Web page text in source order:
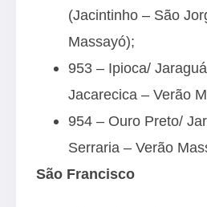
(Jacintinho – São
Massayó);
953 – Ipioca/
Jacarecica – Verão
954 – Ouro Preto/
Serraria – Verão
São Francisco